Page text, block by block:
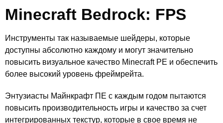
Minecraft Bedrock: FPS
Инструменты так называемые шейдеры, которые
доступны абсолютно каждому и могут значительно
повысить визуальное качество Minecraft PE и обеспечить
более высокий уровень фреймрейта.
Энтузиасты Майнкрафт ПЕ с каждым годом пытаются
повысить производительность игры и качество за счет
интегрированных текстур, которые в свое время не